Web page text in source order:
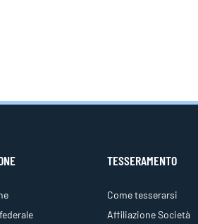
TESSERAMENTO
Come tesserarsi
Affiliazione Società